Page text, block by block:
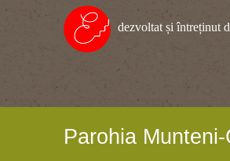
dezvoltat și întreținut
Parohia